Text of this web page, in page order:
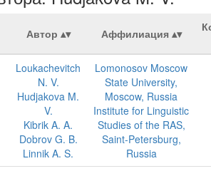
Автор Аффилиация
Loukachevitch
N. V.
Hudjakova M.
V.
Kibrik A. A.
Dobrov G. B.
Linnik A. S.
Lomonosov Moscow
State University,
Moscow, Russia
Institute for Linguistic
Studies of the RAS,
Saint-Petersburg,
Russia